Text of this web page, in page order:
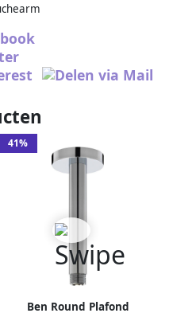
41%
Ben Round Plafond